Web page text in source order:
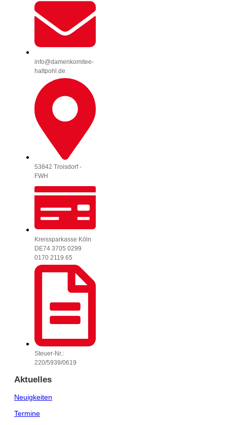
info@damenkomitee-
haltpohl.de
53842 Troisdorf -
FWH
Kreissparkasse Köln
DE74 3705 0299
0170 2119 65
Steuer-Nr.:
220/5939/0619
Aktuelles
Neuigkeiten
Termine